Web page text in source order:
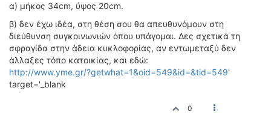
α) μήκος 34cm, ύψος 20cm.
β) δεν έχω ιδέα, στη θέση σου θα απευθυνόμουν στη
διεύθυνση συγκοινωνιών όπου υπάγομαι. Δες σχετικά τη
σφραγίδα στην άδεια κυκλοφορίας, αν εντωμεταξύ δεν
άλλαξες τόπο κατοικίας, και εδώ:
http://www.yme.gr/?getwhat=1&oid=549&id=&tid=549'
target='_blank
0